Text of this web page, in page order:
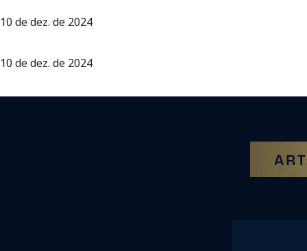
10 de dez. de 2024
10 de dez. de 2024